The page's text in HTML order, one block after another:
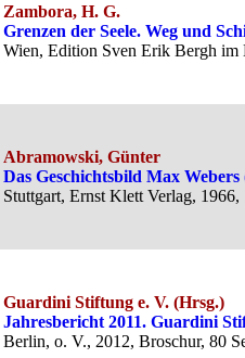
Zambora, H. G.
Grenzen der Seele. Weg und
Wien, Edition Sven Erik Bergh im
Abramowski, Günter
Das Geschichtsbild Max
Stuttgart, Ernst Klett Verlag,
Guardini Stiftung e. V. (Hrsg.)
Jahresbericht 2011. Guardini
Berlin, o. V., 2012, Broschur, 80